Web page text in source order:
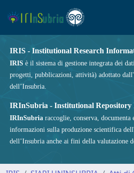
IRIS - Institutional Research
IRIS è il sistema di gestione integrata dei
progetti, pubblicazioni, attività) adottato
dell’Insubria.
IRInSubria - Institutional Repository
IRInSubria raccoglie, conserva, documenta
informazioni sulla produzione scientifica
dell’Insubria anche ai fini della valutazione